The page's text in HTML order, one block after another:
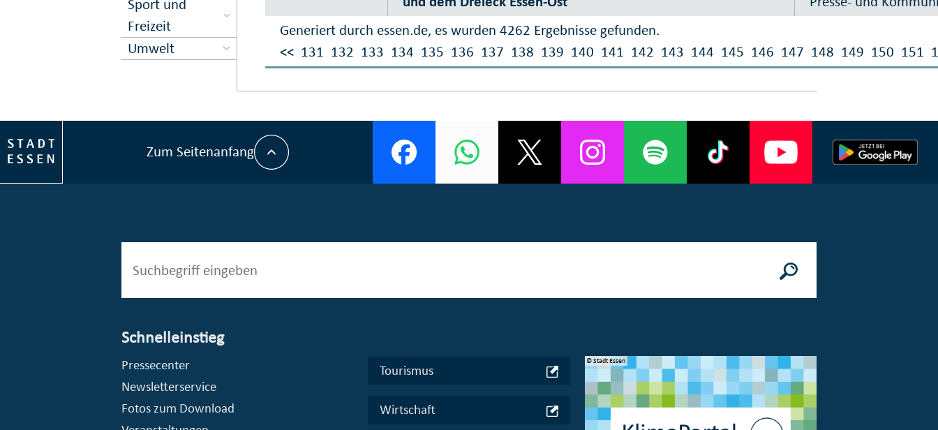
Sport und
Freizeit
Umwelt
Generiert durch essen.de, es wurden 4262 Ergebnisse gefunden.
<< 131 132 133 134 135 136 137 138 139 140 141 142 143 144 145 146 147 148 149 150 151
Zum Seitenanfang
Schnelleinstieg
Pressecenter
Newsletterservice
Fotos zum Download
Tourismus
Wirtschaft
© Stadt Essen, Presse- und Kommunikationsamt © Stadt Essen